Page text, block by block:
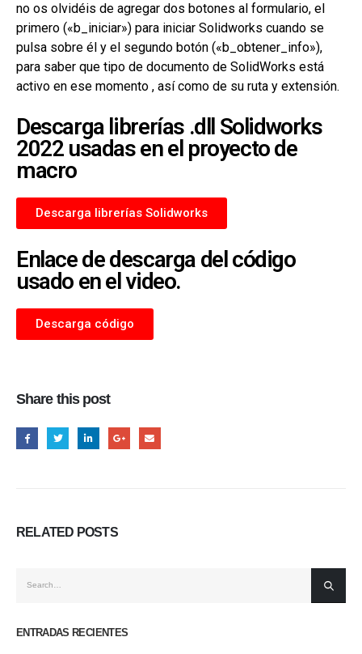
no os olvidéis de agregar dos botones al formulario, el
primero («b_iniciar») para iniciar Solidworks cuando se
pulsa sobre él y el segundo botón («b_obtener_info»),
para saber que tipo de documento de SolidWorks está
activo en ese momento , así como de su ruta y extensión.
Descarga librerías .dll Solidworks
2022 usadas en el proyecto de
macro
Descarga librerías Solidworks
Enlace de descarga del código
usado en el video.
Descarga código
Share this post
RELATED POSTS
ENTRADAS RECIENTES